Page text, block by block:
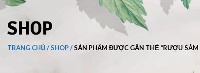
SHOP
TRANG CHỦ SHOP SẢN PHẨM ĐƯỢC GẮN THẺ “RƯỢU SÂM